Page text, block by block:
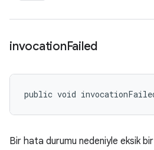
invocationFailed
public void
Bir hata durumu nedeniyle eksik